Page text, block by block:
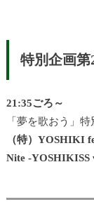
特別企画第
21:35ごろ～
「夢を歌おう」
（特）YOSHIKI
Nite -YOSHIKISS